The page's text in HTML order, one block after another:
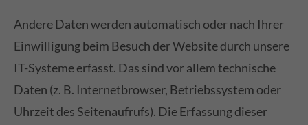
Andere Daten werden automatisch oder nach Ihrer
Einwilligung beim Besuch der Website durch unsere
IT-Systeme erfasst. Das sind vor allem technische
Daten (z. B. Internetbrowser, Betriebssystem oder
Uhrzeit des Seitenaufrufs). Die Erfassung dieser